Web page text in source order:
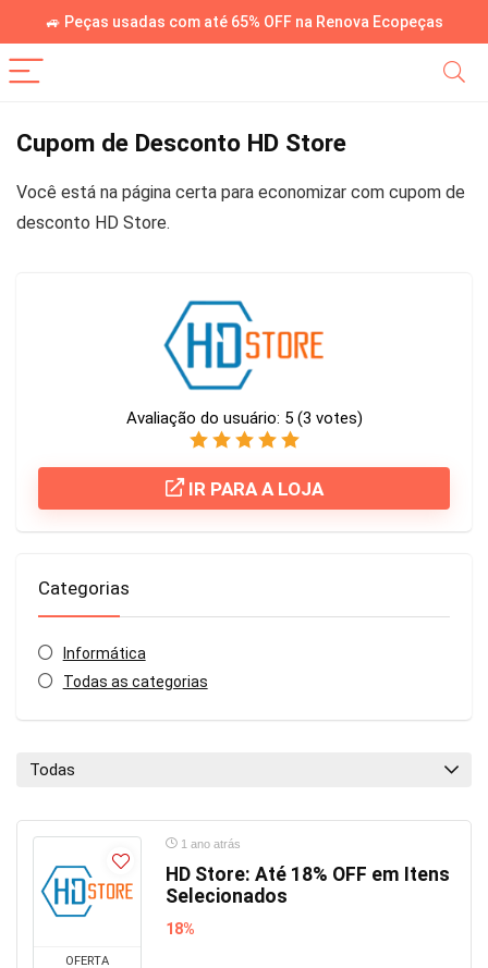
🚙 Peças usadas com até 65% OFF na Renova Ecopeças
Cupom de Desconto HD Store
Você está na página certa para economizar com cupom de
desconto HD Store.
Avaliação do usuário: 5 (3 votes)
IR PARA A LOJA
Categorias
Informática
Todas as categorias
Todas
OFERTA
1 ano atrás
HD Store: Até 18% OFF em Itens
Selecionados
18%